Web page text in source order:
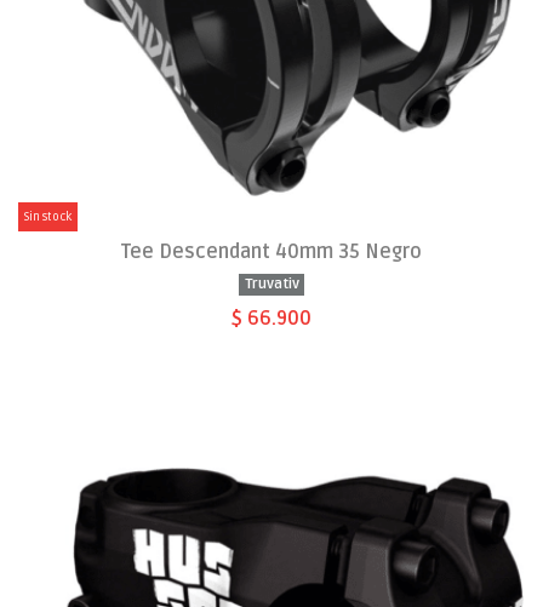
Sin stock
Tee Descendant 40mm 35 Negro
Truvativ
$ 66.900